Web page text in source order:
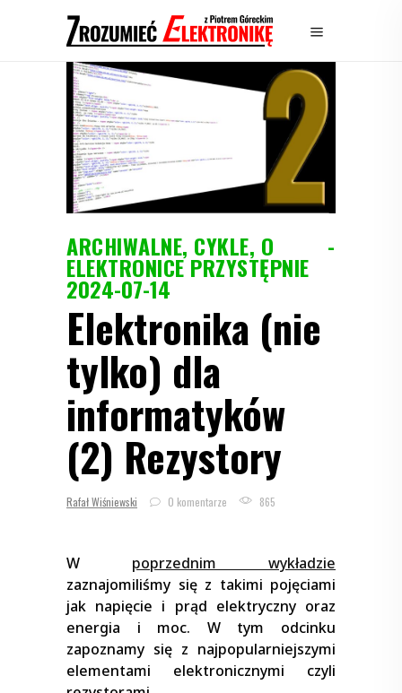
ARCHIWALNE, CYKLE, O
ELEKTRONICE PRZYSTĘPNIE
2024-07-14
Elektronika (nie
tylko) dla
informatyków
(2) Rezystory
Rafał Wiśniewski 0 komentarze 865
W poprzednim wykładzie
zaznajomiliśmy się z takimi pojęciami
jak napięcie i prąd elektryczny oraz
energia i moc. W tym odcinku
zapoznamy się z najpopularniejszymi
elementami elektronicznymi czyli